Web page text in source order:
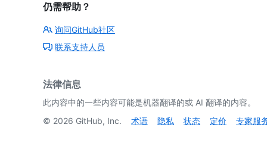
仍需帮助？
询问GitHub社区
联系支持人员
法律信息
此内容中的一些内容可能是机器翻译的或 AI 翻译的内容。
© 2026 GitHub, Inc. 术语 隐私 状态 定价 专家服